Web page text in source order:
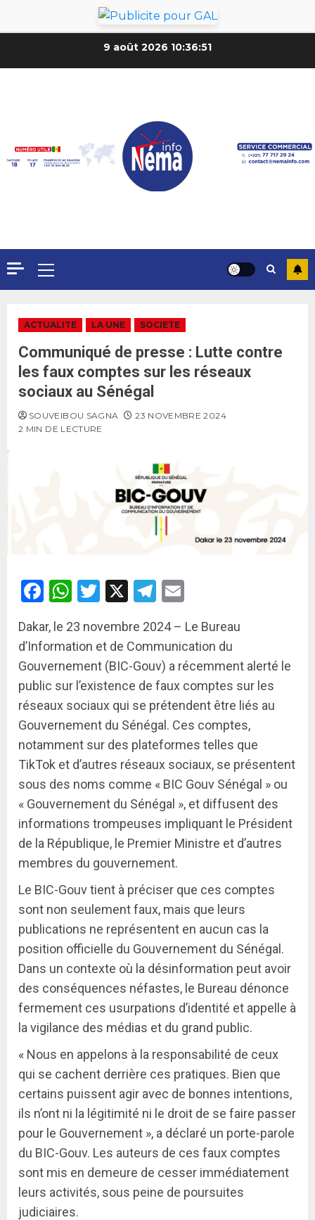
9 août 2026 10:36:52
ACTUALITE LA UNE SOCIETE
Communiqué de presse : Lutte contre
les faux comptes sur les réseaux
sociaux au Sénégal
SOUVEIBOU SAGNA
23 NOVEMBRE 2024
2 MIN DE LECTURE
Facebook
WhatsApp
Twitter
X Telegram
Dakar, le 23 novembre 2024 – Le Bureau
d’Information et de Communication du
Gouvernement (BIC-Gouv) a récemment alerté le
public sur l’existence de faux comptes sur les
réseaux sociaux qui se prétendent être liés au
Gouvernement du Sénégal. Ces comptes,
notamment sur des plateformes telles que
TikTok et d’autres réseaux sociaux, se présentent
sous des noms comme « BIC Gouv Sénégal » ou
« Gouvernement du Sénégal », et diffusent des
informations trompeuses impliquant le Président
de la République, le Premier Ministre et d’autres
membres du gouvernement.
Le BIC-Gouv tient à préciser que ces comptes
sont non seulement faux, mais que leurs
publications ne représentent en aucun cas la
position officielle du Gouvernement du Sénégal.
Dans un contexte où la désinformation peut avoir
des conséquences néfastes, le Bureau dénonce
fermement ces usurpations d’identité et appelle à
la vigilance des médias et du grand public.
« Nous en appelons à la responsabilité de ceux
qui se cachent derrière ces pratiques. Bien que
certains puissent agir avec de bonnes intentions,
ils n’ont ni la légitimité ni le droit de se faire passer
pour le Gouvernement », a déclaré un porte-parole
du BIC-Gouv. Les auteurs de ces faux comptes
sont mis en demeure de cesser immédiatement
leurs activités, sous peine de poursuites
judiciaires.